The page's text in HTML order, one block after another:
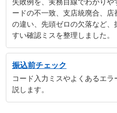
失敗例を、実務目線でわかりや
ードの不一致、支店統廃合、
の違い、先頭ゼロの欠落など
すい確認ミスを整理しました。
振込前チェック
コード入力ミスやよくあるエ
説します。